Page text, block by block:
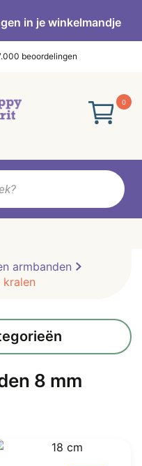
in je winkelmandje
beoordelingen
0
armbanden
kralen
8 mm